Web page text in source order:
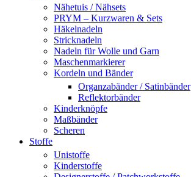
Nähetuis / Nähsets
PRYM – Kurzwaren & Sets
Häkelnadeln
Stricknadeln
Nadeln für Wolle und Garn
Maschenmarkierer
Kordeln und Bänder
Organzabänder / Satinbänder
Reflektorbänder
Kinderknöpfe
Maßbänder
Scheren
Stoffe
Unistoffe
Kinderstoffe